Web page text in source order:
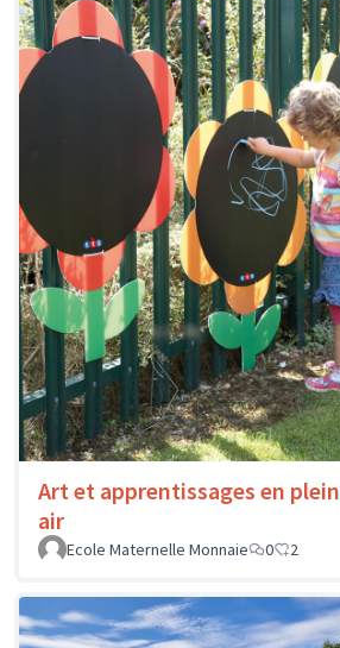
Art et apprentissages en plein
air
Ecole Maternelle Monnaie
0 2